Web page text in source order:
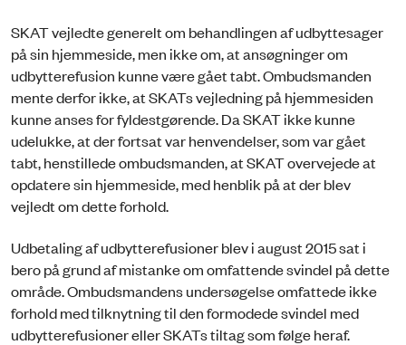
SKAT vejledte generelt om behandlingen af udbyttesager
på sin hjemmeside, men ikke om, at ansøgninger om
udbytterefusion kunne være gået tabt. Ombudsmanden
mente derfor ikke, at SKATs vejledning på hjemmesiden
kunne anses for fyldestgørende. Da SKAT ikke kunne
udelukke, at der fortsat var henvendelser, som var gået
tabt, henstillede ombudsmanden, at SKAT overvejede at
opdatere sin hjemmeside, med henblik på at der blev
vejledt om dette forhold.
Udbetaling af udbytterefusioner blev i august 2015 sat i
bero på grund af mistanke om omfattende svindel på dette
område. Ombudsmandens undersøgelse omfattede ikke
forhold med tilknytning til den formodede svindel med
udbytterefusioner eller SKATs tiltag som følge heraf.